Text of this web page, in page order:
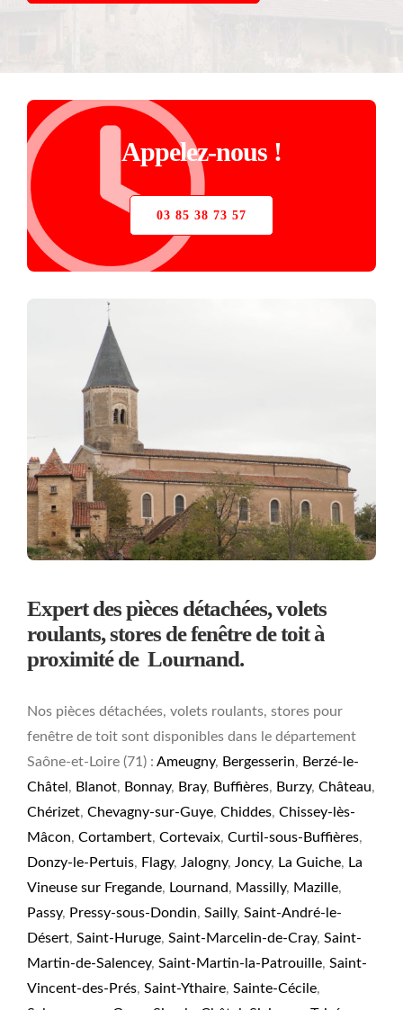
STORE
PIÈCES DÉTACHÉES
Appelez-nous !
03 85 38 73 57
Expert des pièces détachées, volets
roulants, stores de fenêtre de toit à
proximité de Lournand.
Nos pièces détachées, volets roulants, stores pour
fenêtre de toit sont disponibles dans le département
Saône-et-Loire (71) : Ameugny, Bergesserin, Berzé-le-
Châtel , Blanot, Bonnay, Bray, Buffières, Burzy, Château,
Chérizet, Chevagny-sur-Guye, Chiddes, Chissey-lès-
Mâcon, Cortambert, Cortevaix, Curtil-sous-Buffières,
Donzy-le-Pertuis, Flagy, Jalogny, Joncy, La Guiche, La
Vineuse sur Fregande, Lournand, Massilly, Mazille,
Passy, Pressy-sous-Dondin, Sailly, Saint-André-le-
Désert, Saint-Huruge, Saint-Marcelin-de-Cray, Saint-
Martin-de-Salencey, Saint-Martin-la-Patrouille, Saint-
Vincent-des-Prés, Saint-Ythaire, Sainte-Cécile,